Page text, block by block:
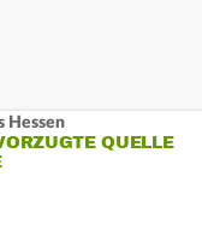
Hessen
QUELLE